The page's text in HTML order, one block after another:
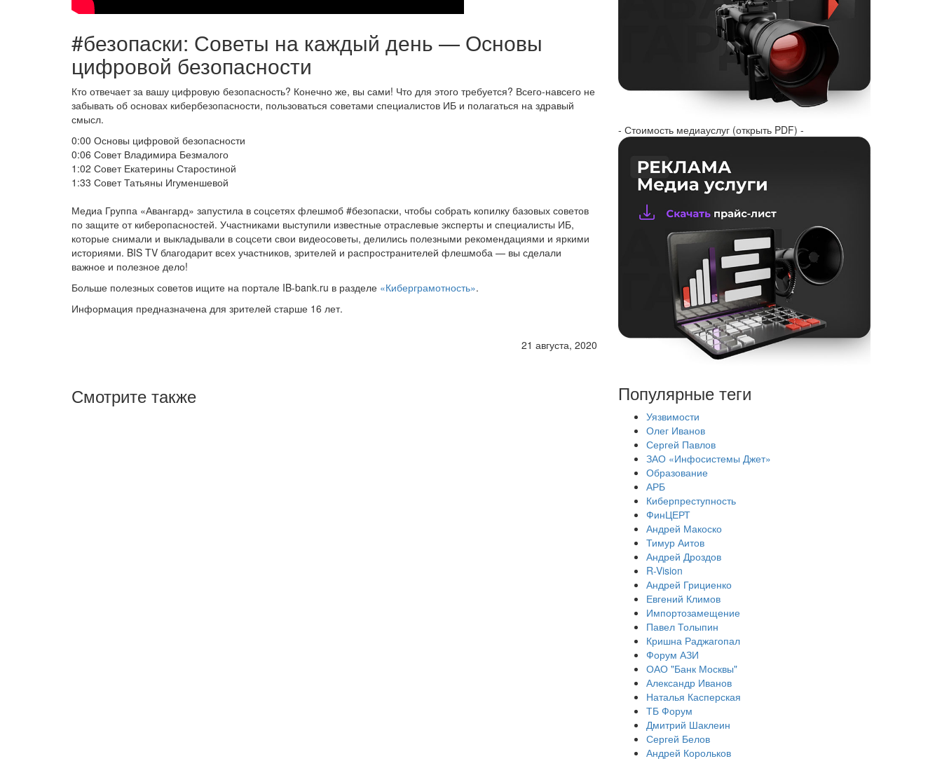
#безопаски: Советы на каждый день — Основы
цифровой безопасности
Кто отвечает за вашу цифровую безопасность? Конечно же, вы сами! Что для этого требуется? Всего-навсего не
забывать об основах кибербезопасности, пользоваться советами специалистов ИБ и полагаться на здравый
смысл.
0:00 Основы цифровой безопасности
0:06 Совет Владимира Безмалого
1:02 Совет Екатерины Старостиной
1:33 Совет Татьяны Игуменшевой
Медиа Группа «Авангард» запустила в соцсетях флешмоб #безопаски, чтобы собрать копилку базовых советов
по защите от киберопасностей. Участниками выступили известные отраслевые эксперты и специалисты ИБ,
которые снимали и выкладывали в соцсети свои видеосоветы, делились полезными рекомендациями и яркими
историями. BIS TV благодарит всех участников, зрителей и распространителей флешмоба — вы сделали
важное и полезное дело!
Больше полезных советов ищите на портале IB-bank.ru в разделе «Киберграмотность».
Информация предназначена для зрителей старше 16 лет.
21 августа, 2020
Смотрите также
- Стоимость медиауслуг (открыть PDF) -
Популярные теги
Уязвимости
Олег Иванов
Сергей Павлов
ЗАО «Инфосистемы Джет»
Образование
АРБ
Киберпреступность
ФинЦЕРТ
Андрей Макоско
Тимур Аитов
Андрей Дроздов
R-Vision
Андрей Грициенко
Евгений Климов
Импортозамещение
Павел Толыпин
Кришна Раджагопал
Форум АЗИ
ОАО "Банк Москвы"
Александр Иванов
Наталья Касперская
ТБ Форум
Дмитрий Шаклеин
Сергей Белов
Андрей Корольков